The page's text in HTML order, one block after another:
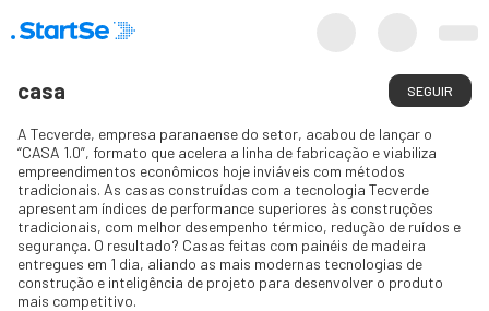
casa SEGUIR
A Tecverde, empresa paranaense do setor, acabou de lançar o
“CASA 1.0”, formato que acelera a linha de fabricação e viabiliza
empreendimentos econômicos hoje inviáveis com métodos
tradicionais. As casas construídas com a tecnologia Tecverde
apresentam índices de performance superiores às construções
tradicionais, com melhor desempenho térmico, redução de ruídos e
segurança. O resultado? Casas feitas com painéis de madeira
entregues em 1 dia, aliando as mais modernas tecnologias de
construção e inteligência de projeto para desenvolver o produto
mais competitivo.